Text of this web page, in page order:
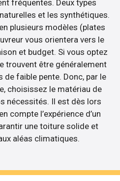
fréquentes. Deux types
et les synthétiques.
plusieurs modèles (plates
vous orientera vers le
et budget. Si vous optez
trouvent être généralement
faible pente. Donc, par le
choisissez le matériau de
nécessités. Il est dès lors
compte l’expérience d’un
une toiture solide et
aléas climatiques.